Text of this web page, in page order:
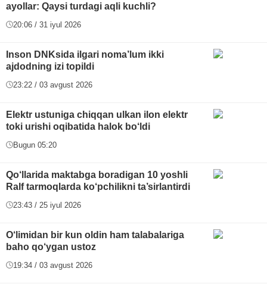
ayollar: Qaysi turdagi aqli kuchli?
20:06 / 31 iyul 2026
Inson DNKsida ilgari noma’lum ikki
ajdodning izi topildi
23:22 / 03 avgust 2026
Elektr ustuniga chiqqan ulkan ilon elektr
toki urishi oqibatida halok bo‘ldi
Bugun 05:20
Qo‘llarida maktabga boradigan 10 yoshli
Ralf tarmoqlarda ko‘pchilikni ta’sirlantirdi
23:43 / 25 iyul 2026
O‘limidan bir kun oldin ham talabalariga
baho qo‘ygan ustoz
19:34 / 03 avgust 2026